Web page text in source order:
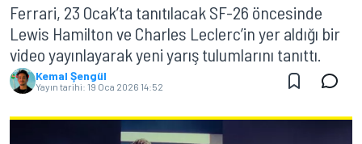
Ferrari, 23 Ocak’ta tanıtılacak SF-26 öncesinde
Lewis Hamilton ve Charles Leclerc’in yer aldığı bir
video yayınlayarak yeni yarış tulumlarını tanıttı.
Kemal Şengül
Yayın tarihi: 19 Oca 2026 14:52